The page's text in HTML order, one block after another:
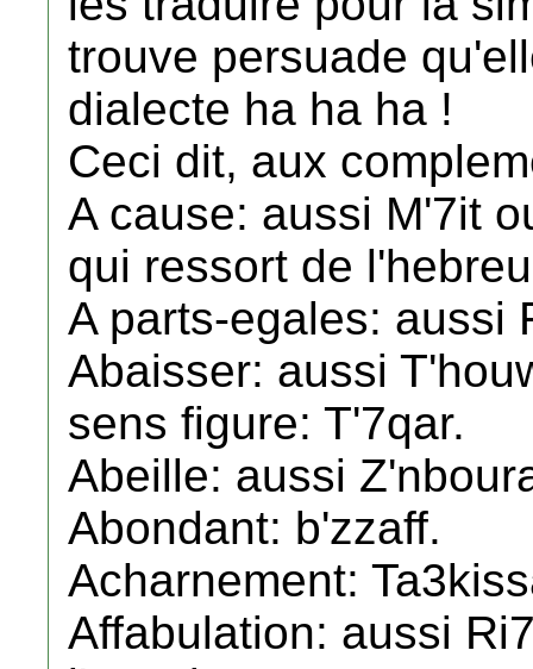
trouve persuade
dialecte ha ha ha !
Ceci dit, aux
A cause: aussi M'7it
qui ressort de
A parts-egales: aussi
Abaisser: aussi
sens figure: T'7qar.
Abeille: aussi
Abondant: b'zzaff.
Acharnement:
Affabulation: aussi